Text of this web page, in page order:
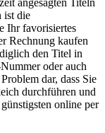
angesagten Titeln
ist die
Ihr favorisiertes
Rechnung kaufen
den Titel in
oder auch
dar, dass Sie
durchführen und
online per